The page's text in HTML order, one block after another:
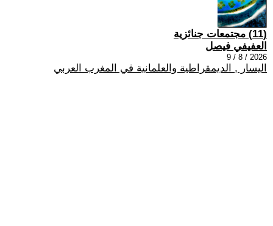
(11) مجتمعات جنائزية
العفيفي فيصل
2026 / 8 / 9
اليسار , الديمقراطية والعلمانية في المغرب العربي